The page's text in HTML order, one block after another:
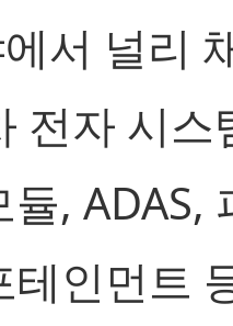
서 널리
전자 시스
, ADAS,
테인먼트